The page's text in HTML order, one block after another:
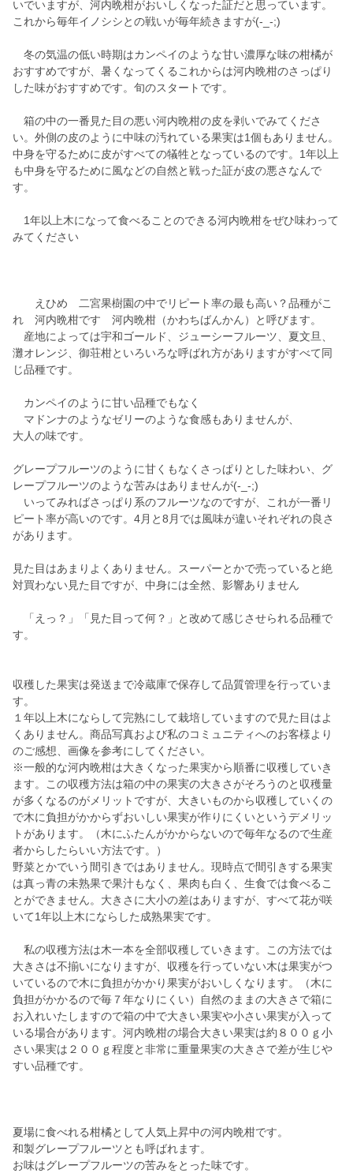
いでいますが、河内晩柑がおいしくなった証だと思っています。
これから毎年イノシシとの戦いが毎年続きますが(-_-;)
冬の気温の低い時期はカンペイのような甘い濃厚な味の柑橘が
おすすめですが、暑くなってくるこれからは河内晩柑のさっぱり
した味がおすすめです。旬のスタートです。
箱の中の一番見た目の悪い河内晩柑の皮を剥いでみてくださ
い。外側の皮のように中味の汚れている果実は1個もありません。
中身を守るために皮がすべての犠牲となっているのです。1年以上
も中身を守るために風などの自然と戦った証が皮の悪さなんで
す。
1年以上木になって食べることのできる河内晩柑をぜひ味わって
みてください
えひめ 二宮果樹園の中でリピート率の最も高い？品種がこ
れ 河内晩柑です 河内晩柑（かわちばんかん）と呼びます。
産地によっては宇和ゴールド、ジューシーフルーツ、夏文旦、
灘オレンジ、御荘柑といろいろな呼ばれ方がありますがすべて同
じ品種です。
カンペイのように甘い品種でもなく
マドンナのようなゼリーのような食感もありませんが、
大人の味です。
グレープフルーツのように甘くもなくさっぱりとした味わい、グ
レープフルーツのような苦みはありませんが(-_-;)
いってみればさっぱり系のフルーツなのですが、これが一番リ
ピート率が高いのです。4月と8月では風味が違いそれぞれの良さ
があります。
見た目はあまりよくありません。スーパーとかで売っていると絶
対買わない見た目ですが、中身には全然、影響ありません
「えっ？」「見た目って何？」と改めて感じさせられる品種で
す。
収穫した果実は発送まで冷蔵庫で保存して品質管理を行っていま
す。
１年以上木にならして完熟にして栽培していますので見た目はよ
くありません。商品写真および私のコミュニティへのお客様より
のご感想、画像を参考にしてください。
※一般的な河内晩柑は大きくなった果実から順番に収穫していき
ます。この収穫方法は箱の中の果実の大きさがそろうのと収穫量
が多くなるのがメリットですが、大きいものから収穫していくの
で木に負担がかからずおいしい果実が作りにくいというデメリッ
トがあります。（木にふたんがかからないので毎年なるので生産
者からしたらいい方法です。）
野菜とかでいう間引きではありません。現時点で間引きする果実
は真っ青の未熟果で果汁もなく、果肉も白く、生食では食べるこ
とができません。大きさに大小の差はありますが、すべて花が咲
いて1年以上木にならした成熟果実です。
私の収穫方法は木一本を全部収穫していきます。この方法では
大きさは不揃いになりますが、収穫を行っていない木は果実がつ
いているので木に負担がかかり果実がおいしくなります。（木に
負担がかかるので毎７年なりにくい）自然のままの大きさで箱に
お入れいたしますので箱の中で大きい果実や小さい果実が入って
いる場合があります。河内晩柑の場合大きい果実は約８００ｇ小
さい果実は２００ｇ程度と非常に重量果実の大きさで差が生じや
すい品種です。
夏場に食べれる柑橘として人気上昇中の河内晩柑です。
和製グレープフルーツとも呼ばれます。
お味はグレープフルーツの苦みをとった味です。